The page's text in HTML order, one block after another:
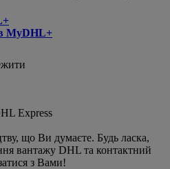
MyDHL+
Express
що Ви думаєте. Будь ласка,
вантажу DHL та контактний
з Вами!